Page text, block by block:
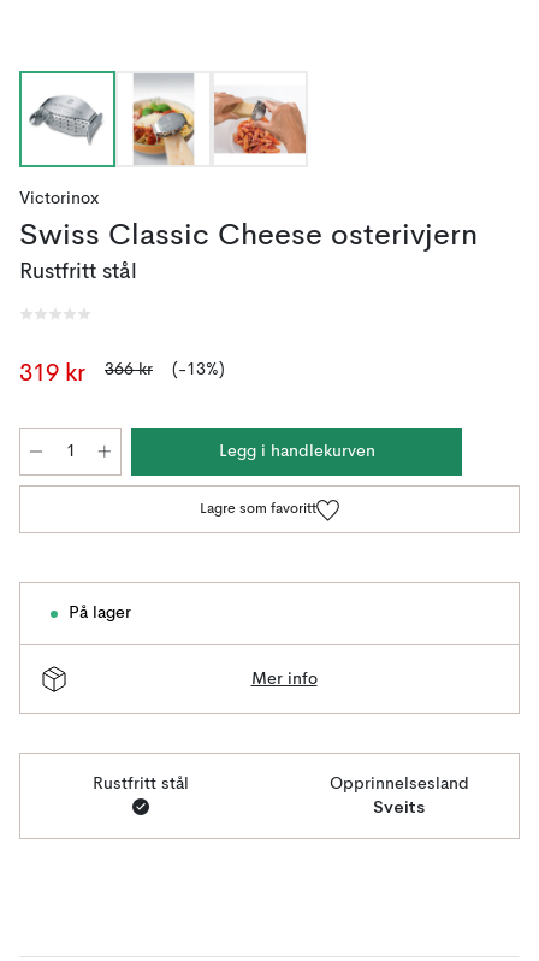
Victorinox
Swiss Classic Cheese osterivjern
Rustfritt stål
319 kr 366 kr (-13%)
Legg i handlekurven
Lagre som favoritt
På lager
Mer info
Rustfritt stål Opprinnelsesland
Sveits